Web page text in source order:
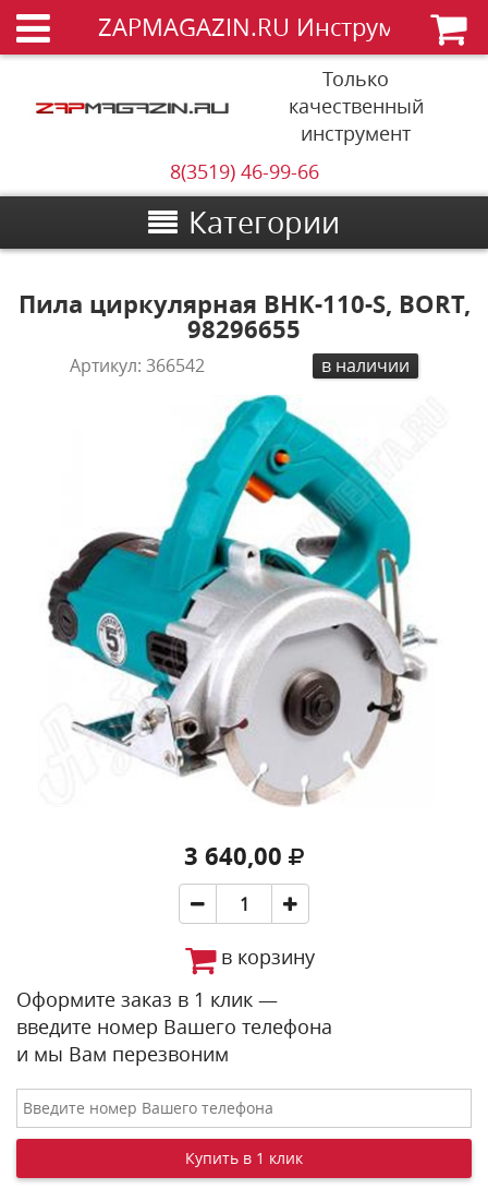
ZAPMAGAZIN.RU Инструменты
Только
качественный
инструмент
8(3519) 46-99-66
Категории
Пила циркулярная BHK-110-S, BORT,
98296655
Артикул:366542 в наличии
3 640,00
в корзину
Оформите заказ в 1 клик —
введите номер Вашего телефона
и мы Вам перезвоним